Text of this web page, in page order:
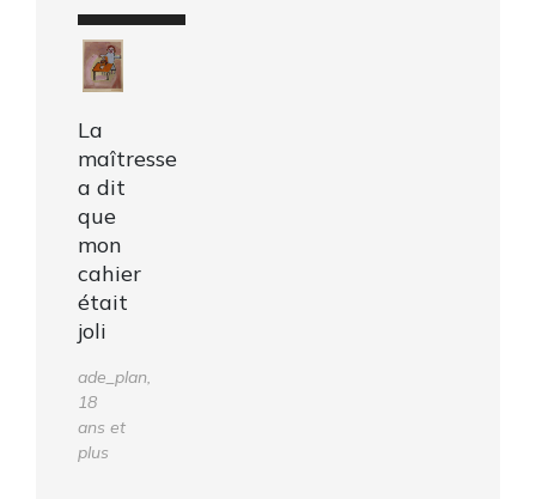
La
maîtresse
a dit
que
mon
cahier
était
joli
ade_plan,
18
ans et
plus